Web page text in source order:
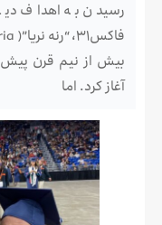
رسیدن به اهداف
آغاز کرد. اما